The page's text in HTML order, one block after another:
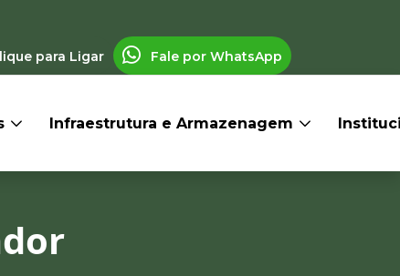
para Ligar Fale por WhatsApp
Infraestrutura e Armazenagem